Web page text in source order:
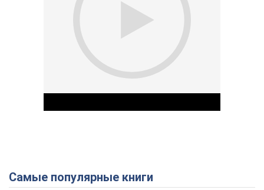
Play Video
Самые популярные книги